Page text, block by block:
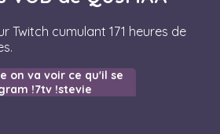
Twitch cumulant 171 heures de
on va voir ce qu'il se
!7tv !stevie